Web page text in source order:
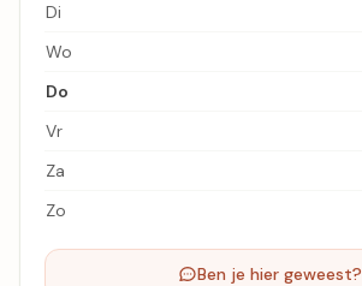
Di
Wo
Do
Vr
Za
Zo
Ben je hier geweest?